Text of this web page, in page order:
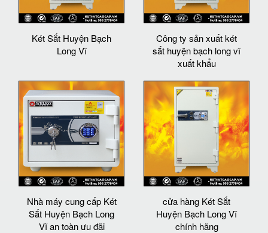
Két Sắt Huyện Bạch
Long Vĩ
Công ty sản xuất két
sắt huyện bạch long vĩ
xuất khẩu
Nhà máy cung cấp Két
Sắt Huyện Bạch Long
Vĩ an toàn ưu đãi
cửa hàng Két Sắt
Huyện Bạch Long Vĩ
chính hãng